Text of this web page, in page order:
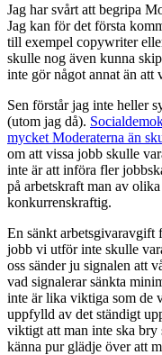
Jag har svårt att begripa
Jag kan för det första
till exempel copywriter
skulle nog även kunna
inte gör något annat än att
Sen förstår jag inte heller
(utom jag då).
mycket Moderaterna än
om att vissa jobb skulle
inte är att införa fler
på arbetskraft man av
konkurrenskraftig.
En sänkt arbetsgivaravgift
jobb vi utför inte skulle
oss sänder ju signalen att
vad signalerar sänkta
inte är lika viktiga som de
uppfylld av det ständigt
viktigt att man inte ska bry
känna pur glädje över att